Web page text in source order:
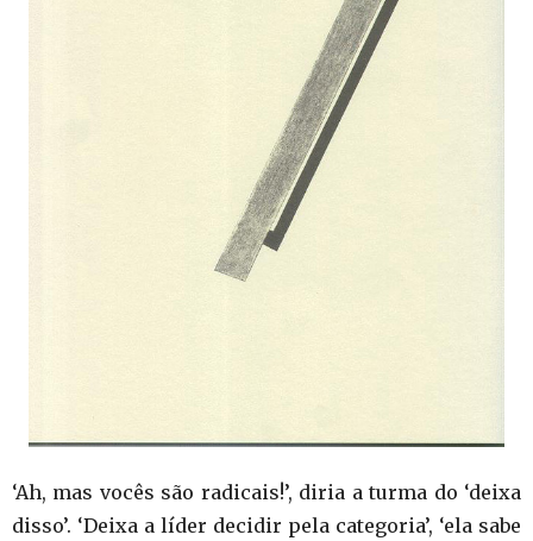
‘Ah, mas vocês são radicais!’, diria a turma do ‘deixa
disso’. ‘Deixa a líder decidir pela categoria’, ‘ela sabe